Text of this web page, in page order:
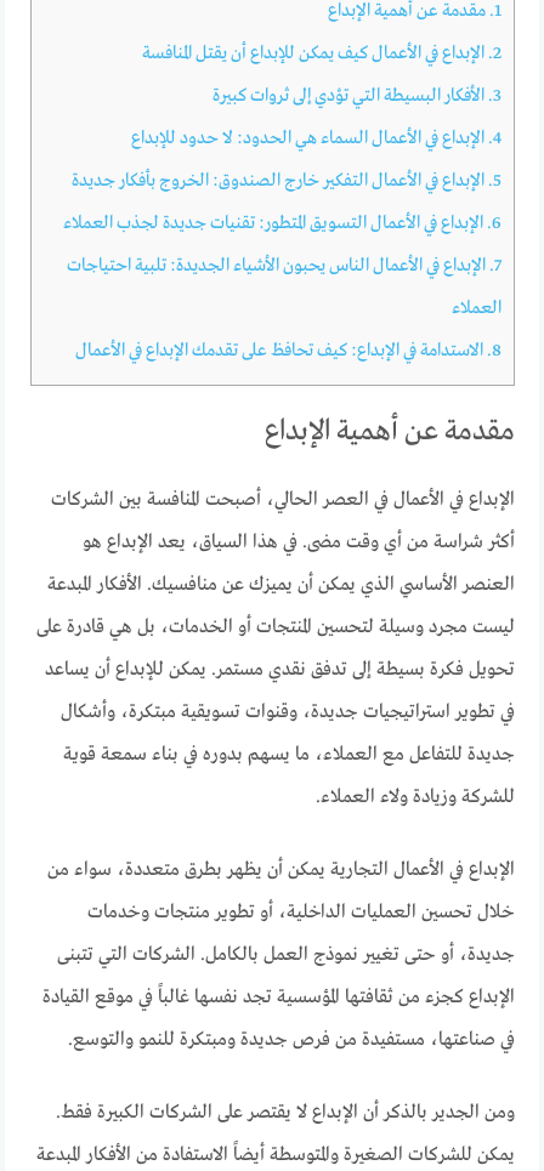
1. مقدمة عن أهمية الإبداع
2. الإبداع في الأعمال كيف يمكن للإبداع أن يقتل المنافسة
3. الأفكار البسيطة التي تؤدي إلى ثروات كبيرة
4. الإبداع في الأعمال السماء هي الحدود: لا حدود للإبداع
5. الإبداع في الأعمال التفكير خارج الصندوق: الخروج بأفكار جديدة
6. الإبداع في الأعمال التسويق المتطور: تقنيات جديدة لجذب العملاء
7. الإبداع في الأعمال الناس يحبون الأشياء الجديدة: تلبية احتياجات
العملاء
8. الاستدامة في الإبداع: كيف تحافظ على تقدمك الإبداع في الأعمال
مقدمة عن أهمية الإبداع
الإبداع في الأعمال في العصر الحالي، أصبحت المنافسة بين الشركات
أكثر شراسة من أي وقت مضى. في هذا السياق، يعد الإبداع هو
العنصر الأساسي الذي يمكن أن يميزك عن منافسيك. الأفكار المبدعة
ليست مجرد وسيلة لتحسين المنتجات أو الخدمات، بل هي قادرة على
تحويل فكرة بسيطة إلى تدفق نقدي مستمر. يمكن للإبداع أن يساعد
في تطوير استراتيجيات جديدة، وقنوات تسويقية مبتكرة، وأشكال
جديدة للتفاعل مع العملاء، ما يسهم بدوره في بناء سمعة قوية
للشركة وزيادة ولاء العملاء.
الإبداع في الأعمال التجارية يمكن أن يظهر بطرق متعددة، سواء من
خلال تحسين العمليات الداخلية، أو تطوير منتجات وخدمات
جديدة، أو حتى تغيير نموذج العمل بالكامل. الشركات التي تتبنى
الإبداع كجزء من ثقافتها المؤسسية تجد نفسها غالباً في موقع القيادة
في صناعتها، مستفيدة من فرص جديدة ومبتكرة للنمو والتوسع.
ومن الجدير بالذكر أن الإبداع لا يقتصر على الشركات الكبيرة فقط.
يمكن للشركات الصغيرة والمتوسطة أيضاً الاستفادة من الأفكار المبدعة